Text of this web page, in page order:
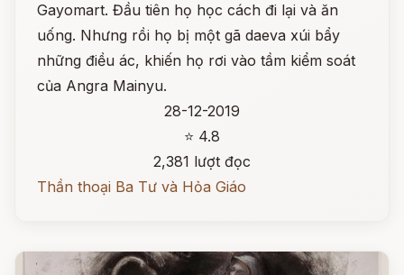
Gayomart. Đầu tiên họ học cách đi lại và ăn
uống. Nhưng rồi họ bị một gã daeva xúi bẩy
những điều ác, khiến họ rơi vào tầm kiểm soát
của Angra Mainyu.
28-12-2019
⭐ 4.8
2,381 lượt đọc
Thần thoại Ba Tư và Hỏa Giáo